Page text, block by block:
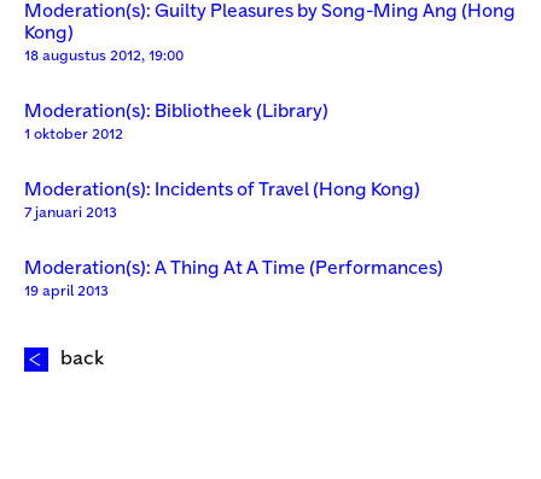
Moderation(s): Guilty Pleasures by Song-Ming Ang (Hong
Kong)
18 augustus 2012, 19:00
Moderation(s): Bibliotheek (Library)
1 oktober 2012
Moderation(s): Incidents of Travel (Hong Kong)
7 januari 2013
Moderation(s): A Thing At A Time (Performances)
19 april 2013
back